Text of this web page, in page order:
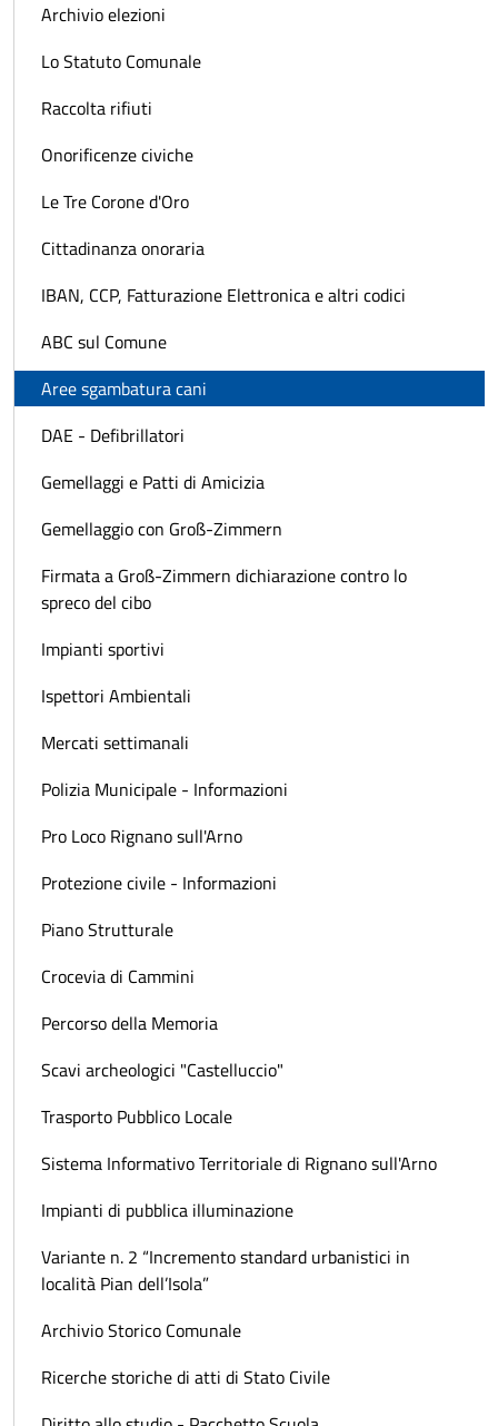
Archivio elezioni
Lo Statuto Comunale
Raccolta rifiuti
Onorificenze civiche
Le Tre Corone d'Oro
Cittadinanza onoraria
IBAN, CCP, Fatturazione Elettronica e altri codici
ABC sul Comune
Aree sgambatura cani
DAE - Defibrillatori
Gemellaggi e Patti di Amicizia
Gemellaggio con Groß-Zimmern
Firmata a Groß-Zimmern dichiarazione contro lo
spreco del cibo
Impianti sportivi
Ispettori Ambientali
Mercati settimanali
Polizia Municipale - Informazioni
Pro Loco Rignano sull'Arno
Protezione civile - Informazioni
Piano Strutturale
Crocevia di Cammini
Percorso della Memoria
Scavi archeologici "Castelluccio"
Trasporto Pubblico Locale
Sistema Informativo Territoriale di Rignano sull'Arno
Impianti di pubblica illuminazione
Variante n. 2 “Incremento standard urbanistici in
località Pian dell’Isola”
Archivio Storico Comunale
Ricerche storiche di atti di Stato Civile